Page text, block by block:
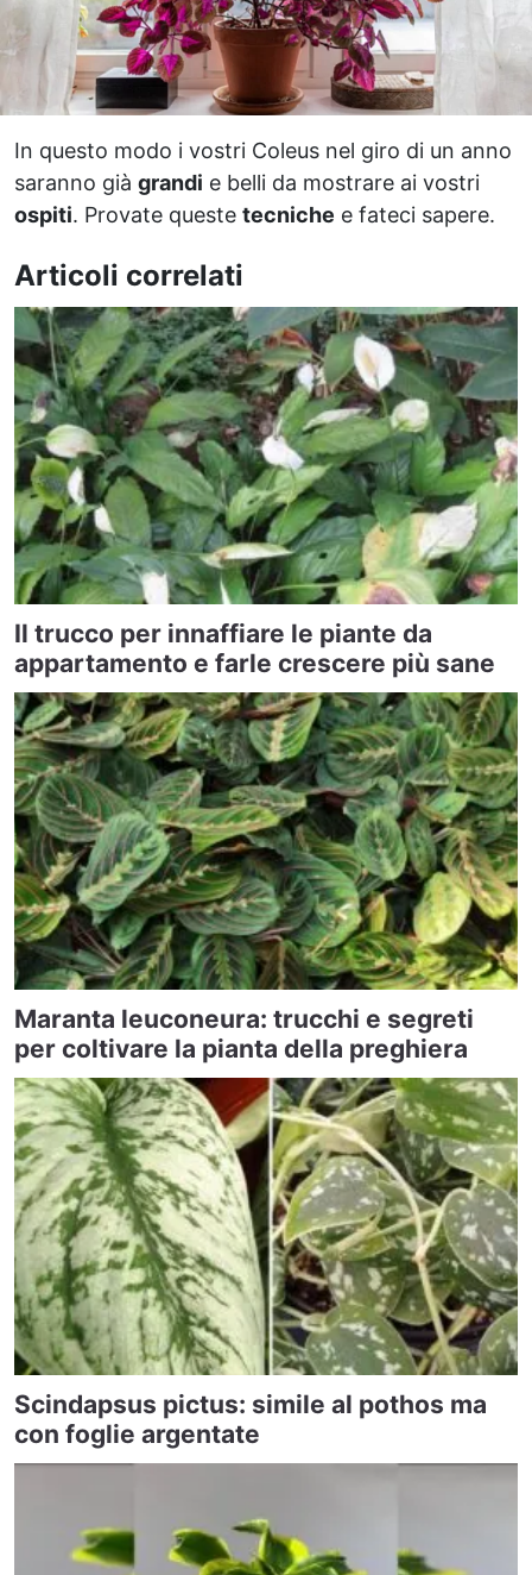
In questo modo i vostri Coleus nel giro di un anno
saranno già grandi e belli da mostrare ai vostri
ospiti. Provate queste tecniche e fateci sapere.
Articoli correlati
Il trucco per innaffiare le piante da
appartamento e farle crescere più sane
Maranta leuconeura: trucchi e segreti
per coltivare la pianta della preghiera
Scindapsus pictus: simile al pothos ma
con foglie argentate